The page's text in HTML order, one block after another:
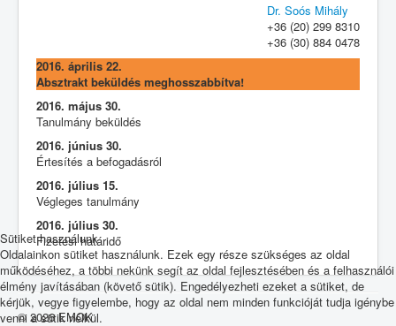
Dr. Soós Mihály
+36 (20) 299 8310
+36 (30) 884 0478
2016. április 22.
Absztrakt beküldés meghosszabbítva!
2016. május 30.
Tanulmány beküldés
2016. június 30.
Értesítés a befogadásról
2016. július 15.
Végleges tanulmány
2016. július 30.
Fizetési határidő
© 2026 EMOK
Sütiket használunk
Oldalainkon sütiket használunk. Ezek egy része szükséges az oldal
működéséhez, a többi nekünk segít az oldal fejlesztésében és a felhasználói
élmény javításában (követő sütik). Engedélyezheti ezeket a sütiket, de
kérjük, vegye figyelembe, hogy az oldal nem minden funkcióját tudja igénybe
venni a sütik nélkül.